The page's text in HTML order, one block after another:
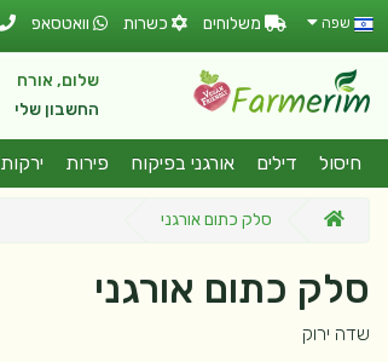
שפה משלוחים כשרות וואטסאפ
שלום, אורח
החשבון שלי
חיסול דילים אורגני בפיקוח פירות ירקות
סלק כתום אורגני
סלק כתום אורגני
שדה ירוק